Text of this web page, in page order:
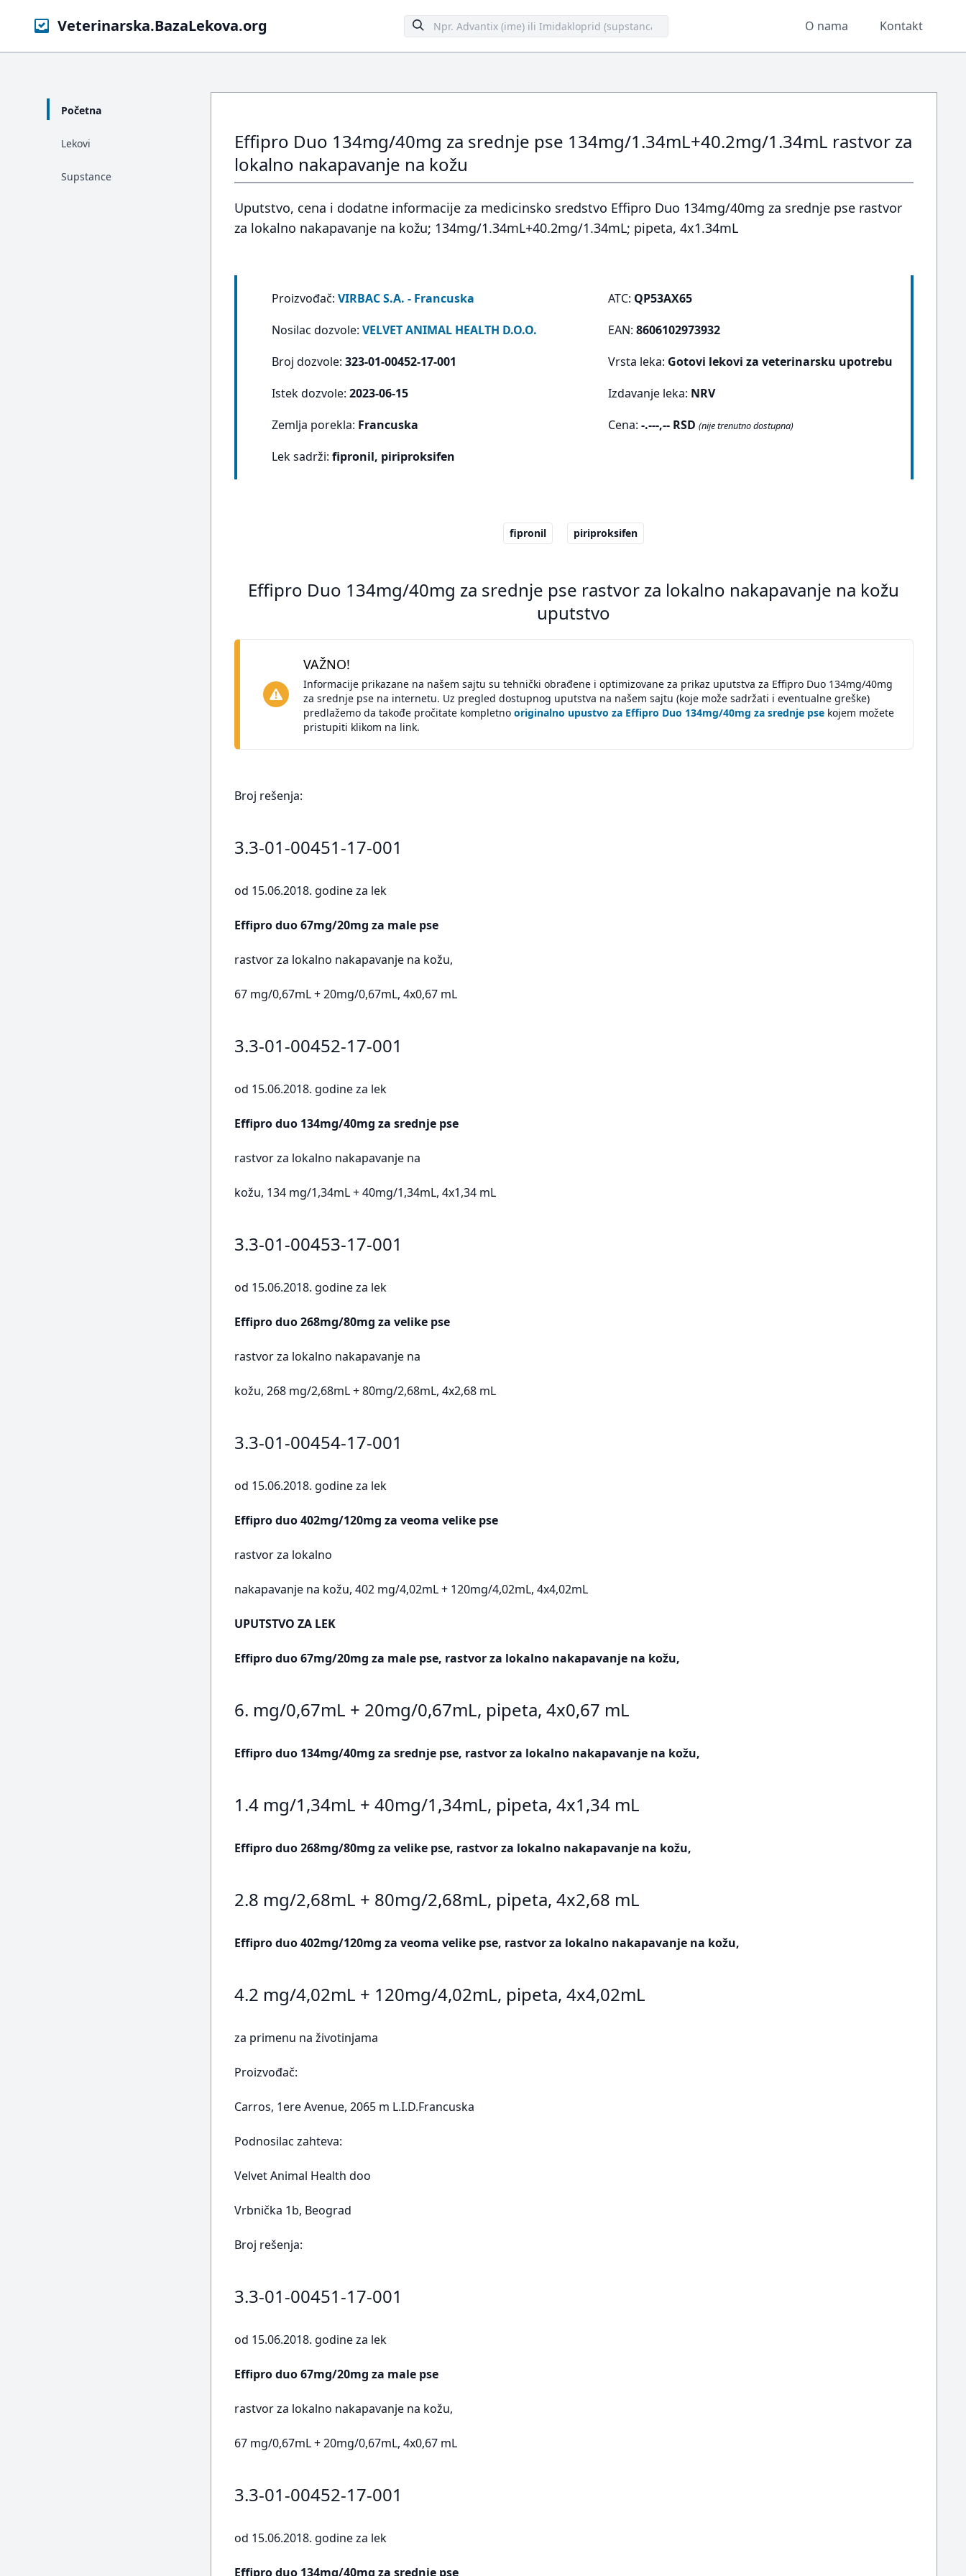
Veterinarska.BazaLekova.org O nama Kontakt
Početna
Lekovi
Supstance
Effipro Duo 134mg/40mg za srednje pse 134mg/1.34mL+40.2mg/1.34mL rastvor za
lokalno nakapavanje na kožu
Uputstvo, cena i dodatne informacije za medicinsko sredstvo Effipro Duo 134mg/40mg za srednje pse rastvor
za lokalno nakapavanje na kožu; 134mg/1.34mL+40.2mg/1.34mL; pipeta, 4x1.34mL
Proizvođač: VIRBAC S.A. - Francuska
Nosilac dozvole: VELVET ANIMAL HEALTH D.O.O.
Broj dozvole: 323-01-00452-17-001
Istek dozvole: 2023-06-15
Zemlja porekla: Francuska
Lek sadrži: fipronil, piriproksifen
ATC: QP53AX65
EAN:8606102973932
Vrsta leka: Gotovi lekovi za veterinarsku upotrebu
Izdavanje leka: NRV
Cena:-.---,-- RSD (nije trenutno dostupna)
fipronil piriproksifen
Effipro Duo 134mg/40mg za srednje pse rastvor za lokalno nakapavanje na kožu
uputstvo
VAŽNO!
Informacije prikazane na našem sajtu su tehnički obrađene i optimizovane za prikaz uputstva za Effipro Duo 134mg/40mg
za srednje pse na internetu. Uz pregled dostupnog uputstva na našem sajtu (koje može sadržati i eventualne greške)
predlažemo da takođe pročitate kompletno originalno upustvo za Effipro Duo 134mg/40mg za srednje psekojem možete
pristupiti klikom na link.
Broj rešenja:
3.3-01-00451-17-001
od 15.06.2018. godine za lek
Effipro duo 67mg/20mg za male pse
rastvor za lokalno nakapavanje na kožu,
67 mg/0,67mL + 20mg/0,67mL, 4x0,67 mL
3.3-01-00452-17-001
od 15.06.2018. godine za lek
Effipro duo 134mg/40mg za srednje pse
rastvor za lokalno nakapavanje na
kožu, 134 mg/1,34mL + 40mg/1,34mL, 4x1,34 mL
3.3-01-00453-17-001
od 15.06.2018. godine za lek
Effipro duo 268mg/80mg za velike pse
rastvor za lokalno nakapavanje na
kožu, 268 mg/2,68mL + 80mg/2,68mL, 4x2,68 mL
3.3-01-00454-17-001
od 15.06.2018. godine za lek
Effipro duo 402mg/120mg za veoma velike pse
rastvor za lokalno
nakapavanje na kožu, 402 mg/4,02mL + 120mg/4,02mL, 4x4,02mL
UPUTSTVO ZA LEK
Effipro duo 67mg/20mg za male pse, rastvor za lokalno nakapavanje na kožu,
6. mg/0,67mL + 20mg/0,67mL, pipeta, 4x0,67 mL
Effipro duo 134mg/40mg za srednje pse, rastvor za lokalno nakapavanje na kožu,
1.4 mg/1,34mL + 40mg/1,34mL, pipeta, 4x1,34 mL
Effipro duo 268mg/80mg za velike pse, rastvor za lokalno nakapavanje na kožu,
2.8 mg/2,68mL + 80mg/2,68mL, pipeta, 4x2,68 mL
Effipro duo 402mg/120mg za veoma velike pse, rastvor za lokalno nakapavanje na kožu,
4.2 mg/4,02mL + 120mg/4,02mL, pipeta, 4x4,02mL
za primenu na životinjama
Proizvođač:
Carros, 1ere Avenue, 2065 m L.I.D.Francuska
Podnosilac zahteva:
Velvet Animal Health doo
Vrbnička 1b, Beograd
Broj rešenja:
3.3-01-00451-17-001
od 15.06.2018. godine za lek
Effipro duo 67mg/20mg za male pse
rastvor za lokalno nakapavanje na kožu,
67 mg/0,67mL + 20mg/0,67mL, 4x0,67 mL
3.3-01-00452-17-001
od 15.06.2018. godine za lek
Effipro duo 134mg/40mg za srednje pse